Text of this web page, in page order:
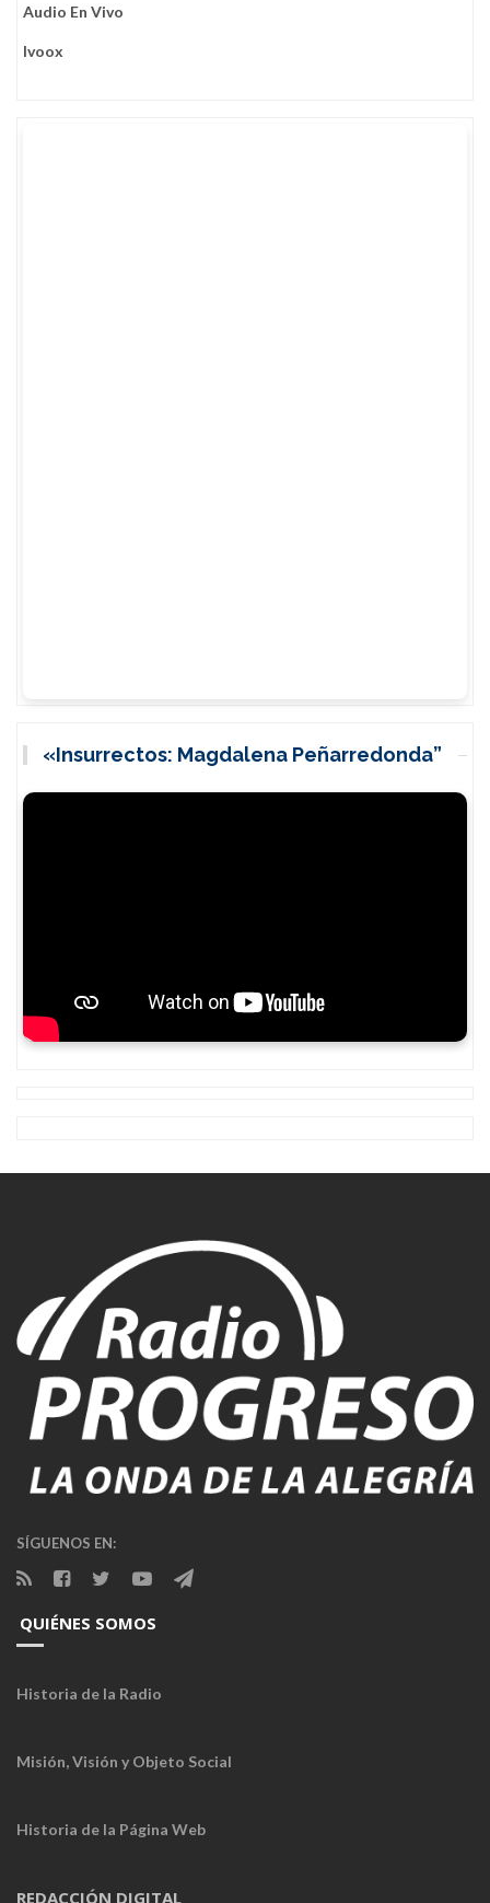
Audio En Vivo
Ivoox
«Insurrectos: Magdalena Peñarredonda”
SÍGUENOS EN:
QUIÉNES SOMOS
Historia de la Radio
Misión, Visión y Objeto Social
Historia de la Página Web
REDACCIÓN DIGITAL